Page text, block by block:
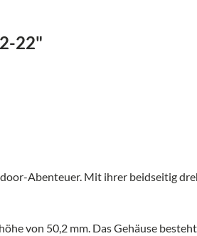
22"
Abenteuer. Mit ihrer beidseitig
von 50,2 mm. Das Gehäuse